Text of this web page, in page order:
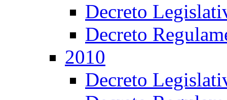
Decreto
Decreto
2010
Decreto